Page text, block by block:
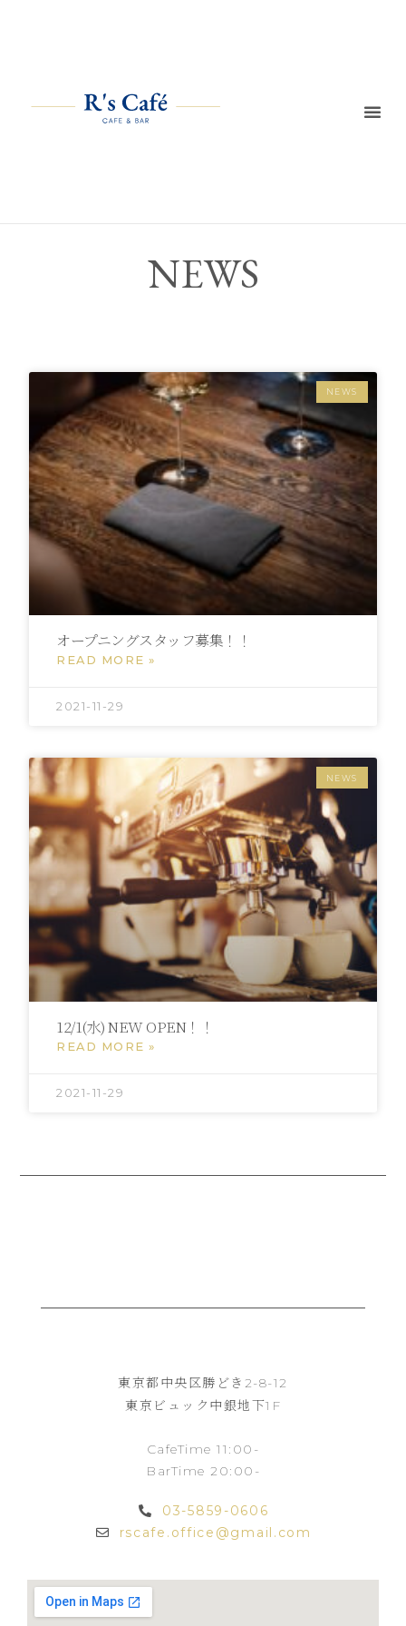
NEWS
NEWS
オープニングスタッフ募集！！
READ MORE »
2021-11-29
NEWS
12/1(水) NEW OPEN！！
READ MORE »
2021-11-29
東京都中央区勝どき 2-8-12
東京ビュック中銀地下1F
CafeTime 11:00-
BarTime 20:00-
03-5859-0606
rscafe.office@gmail.com